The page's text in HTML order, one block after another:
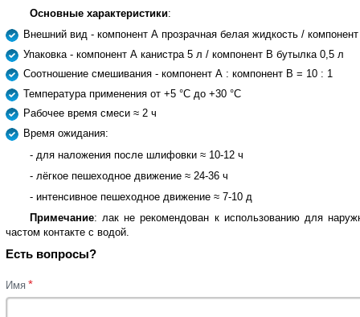
Основные характеристики:
Внешний вид - компонент А прозрачная белая жидкость /
Упаковка - компонент А канистра 5 л / компонент В бутылка 0,5 л
Соотношение смешивания - компонент А : компонент В = 10 : 1
Температура применения от +5 °C до +30 °C
Рабочее время смеси ≈ 2 ч
Время ожидания:
- для наложения после шлифовки ≈ 10-12 ч
- лёгкое пешеходное движение ≈ 24-36 ч
- интенсивное пешеходное движение ≈ 7-10 д
Примечание: лак не рекомендован к использованию для
частом контакте с водой.
Есть вопросы?
Имя *